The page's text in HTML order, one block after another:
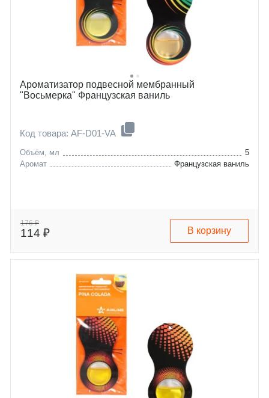
Ароматизатор подвесной мембранный
"Восьмерка" Французская ваниль
Код товара: AF-D01-VA
Объём, мл
5
Аромат
Французская ваниль
176 ₽
114 ₽ В корзину